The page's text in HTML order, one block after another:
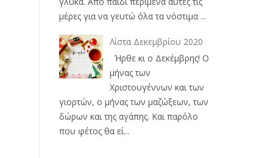
μέρες για να γευτώ όλα τα νόστιμα ...
Λίστα Δεκεμβρίου 2020
Ήρθε κι ο Δεκέμβρης! Ο
μήνας των
Χριστουγέννων και των
γιορτών, ο μήνας των μαζώξεων, των
δώρων και της αγάπης. Και παρόλο
που φέτος θα εί...